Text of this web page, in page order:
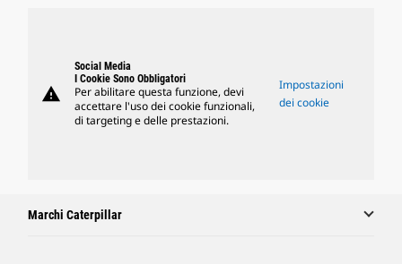
warning
Social Media
I Cookie Sono Obbligatori
Per abilitare questa funzione, devi
accettare l'uso dei cookie funzionali,
di targeting e delle prestazioni.
Impostazioni
dei cookie
Marchi Caterpillar